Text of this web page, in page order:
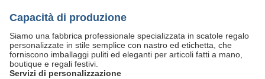
Capacità di produzione
Siamo una fabbrica professionale specializzata in scatole regalo
personalizzate in stile semplice con nastro ed etichetta, che
forniscono imballaggi puliti ed eleganti per articoli fatti a mano,
boutique e regali festivi.
Servizi di personalizzazione